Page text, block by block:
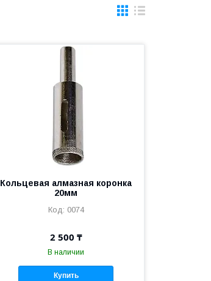
Кольцевая алмазная коронка
20мм
0074
2 500 ₸
В наличии
Купить